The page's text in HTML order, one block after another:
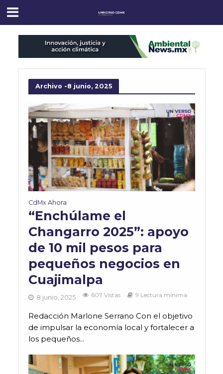
Archivo -8 junio, 2025
CdMx Ahora
“Enchúlame el
Changarro 2025”: apoyo
de 10 mil pesos para
pequeños negocios en
Cuajimalpa
8 junio, 2025 607 Vistas 9 Lectura mínima
Redacción Marlone Serrano Con el objetivo
de impulsar la economía local y fortalecer a
los pequeños...